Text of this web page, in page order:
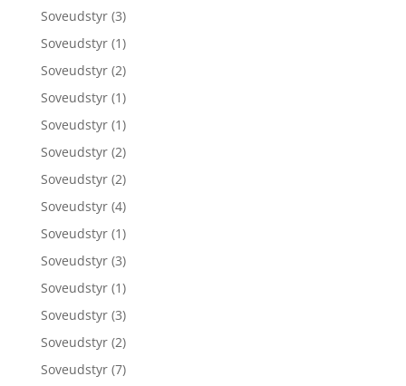
Soveudstyr (3)
Soveudstyr (1)
Soveudstyr (2)
Soveudstyr (1)
Soveudstyr (1)
Soveudstyr (2)
Soveudstyr (2)
Soveudstyr (4)
Soveudstyr (1)
Soveudstyr (3)
Soveudstyr (1)
Soveudstyr (3)
Soveudstyr (2)
Soveudstyr (7)